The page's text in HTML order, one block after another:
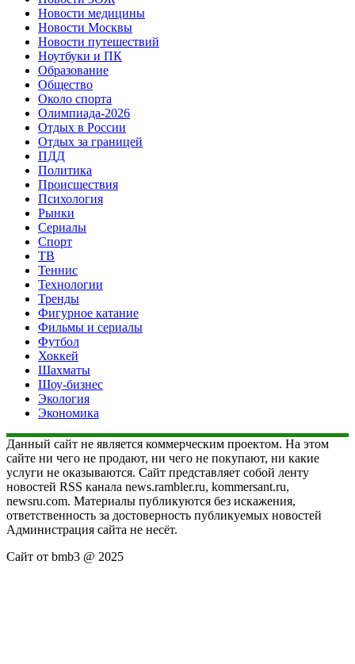
Новости медицины
Новости Москвы
Новости путешествий
Ноутбуки и ПК
Образование
Общество
Около спорта
Олимпиада-2026
Отдых в России
Отдых за границей
ПДД
Политика
Происшествия
Психология
Рынки
Сериалы
Спорт
ТВ
Теннис
Технологии
Тренды
Фигурное катание
Фильмы и сериалы
Футбол
Хоккей
Шахматы
Шоу-бизнес
Экология
Экономика
Данный сайт не является коммерческим проектом. На этом
сайте ни чего не продают, ни чего не покупают, ни какие
услуги не оказываются. Сайт представляет собой ленту
новостей RSS канала news.rambler.ru, kommersant.ru,
newsru.com. Материалы публикуются без искажения,
ответственность за достоверность публикуемых новостей
Администрация сайта не несёт.
Сайт от bmb3 @ 2025